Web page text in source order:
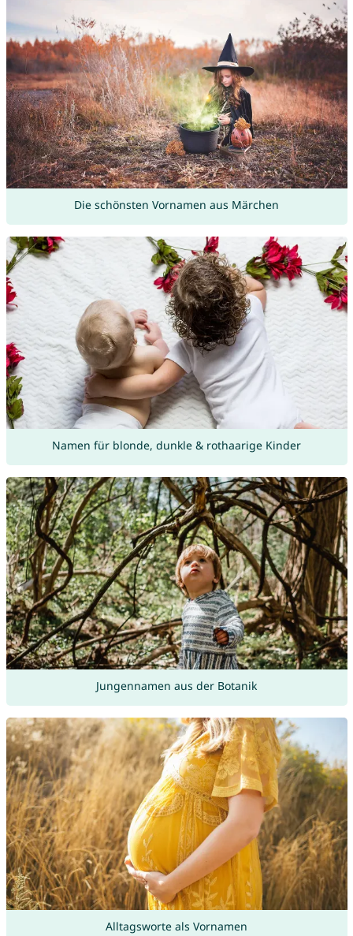
Die schönsten Vornamen aus Märchen
Namen für blonde, dunkle & rothaarige Kinder
Jungennamen aus der Botanik
Alltagsworte als Vornamen